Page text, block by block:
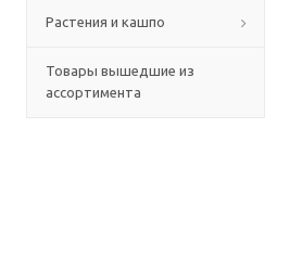
Растения и кашпо
Товары вышедшие из
ассортимента